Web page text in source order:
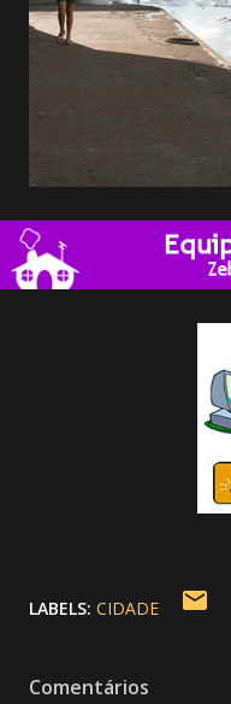
LABELS: CIDADE
Comentários